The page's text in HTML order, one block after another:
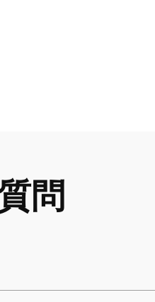
問